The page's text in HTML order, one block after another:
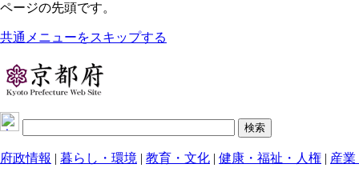
ページの先頭です。
共通メニューをスキップする
府政情報 | 暮らし・環境 | 教育・文化 | 健康・福祉・人権 | 産業